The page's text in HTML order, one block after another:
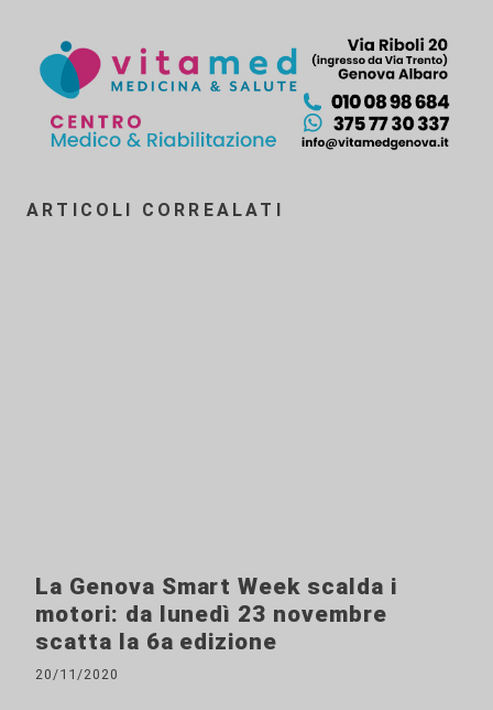
ARTICOLI CORREALATI
La Genova Smart Week scalda i
motori: da lunedì 23 novembre
scatta la 6a edizione
20/11/2020